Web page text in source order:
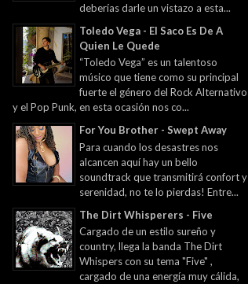
deberías darle un vistazo a esta...
Toledo Vega - El Saco Es De A
Quien Le Quede
“Toledo Vega” es un talentoso
músico que tiene como su principal
fuerte el género del Rock Alternativo
y el Pop Punk, en esta ocasión nos co...
For You Brother - Swept Away
Para cuando los desastres nos
alcancen aquí hay un bello
soundtrack que transmitirá confort y
serenidad, no te lo pierdas! Entre...
The Dirt Whisperers - Five
Cargado de un estilo sureño y
country, llega la banda The Dirt
Whispers con su tema "Five" ,
cargado de una energía muy cálida,